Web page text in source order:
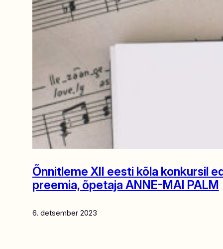
Õnnitleme XII eesti kõla konkursil
preemia, õpetaja ANNE-MAI PALM
6. detsember 2023